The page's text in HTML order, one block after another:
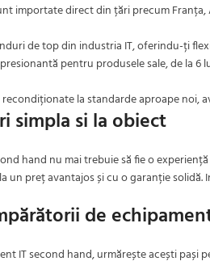
importate direct din țări precum
de top din industria IT, oferindu-ți
pentru produsele sale, de la
la standarde aproape noi,
simpla si la obiect
hand nu mai trebuie să fie o
un preț avantajos și cu o garanție
de
IT second hand, urmărește acești pași